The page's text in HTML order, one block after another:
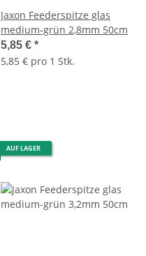
Jaxon Feederspitze glas
medium-grün 2,8mm 50cm
5,85 € *
5,85 € pro 1 Stk.
AUF LAGER